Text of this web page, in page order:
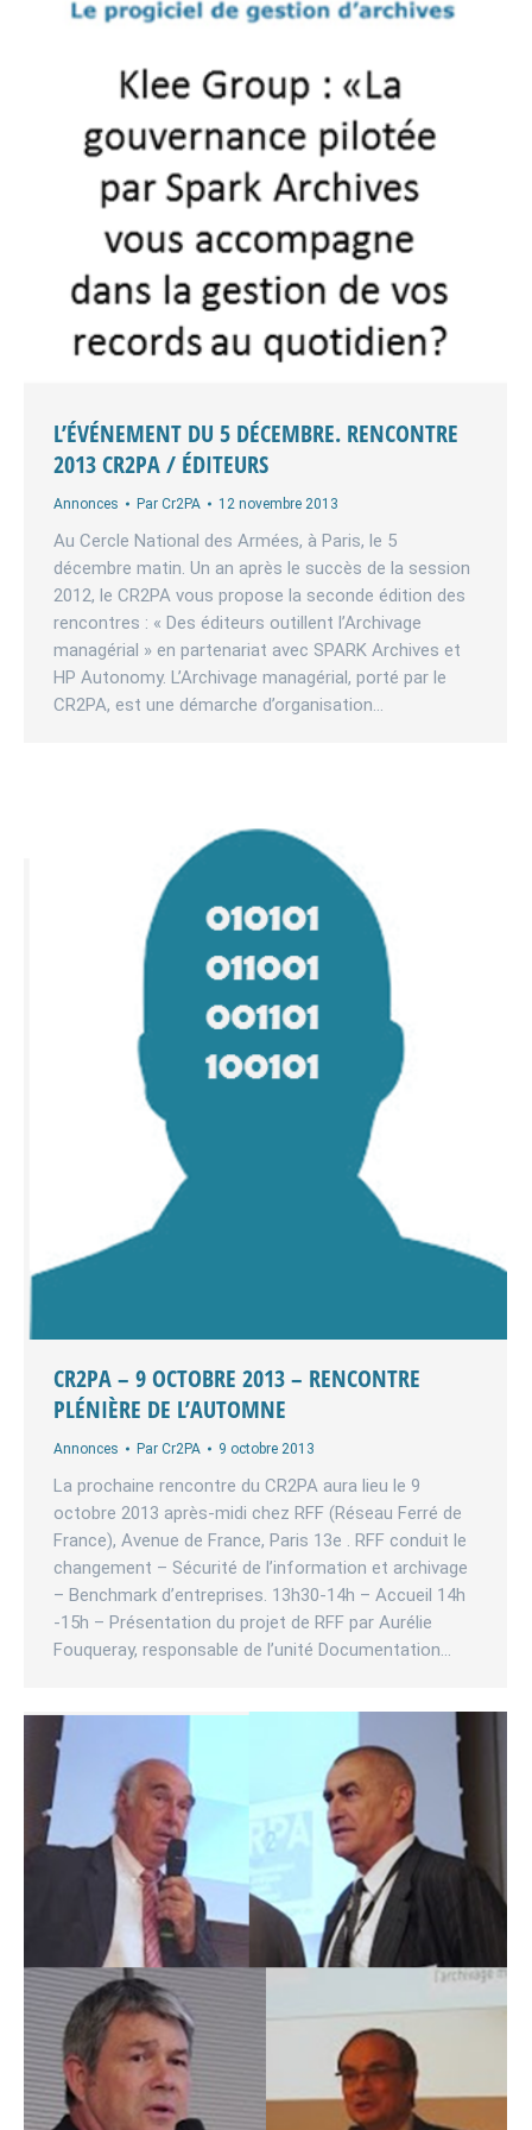
L’ÉVÉNEMENT DU 5 DÉCEMBRE. RENCONTRE
2013 CR2PA / ÉDITEURS
Annonces Par Cr2PA 12 novembre 2013
Au Cercle National des Armées, à Paris, le 5
décembre matin. Un an après le succès de la session
2012, le CR2PA vous propose la seconde édition des
rencontres : « Des éditeurs outillent l’Archivage
managérial » en partenariat avec SPARK Archives et
HP Autonomy. L’Archivage managérial, porté par le
CR2PA, est une démarche d’organisation…
CR2PA – 9 OCTOBRE 2013 – RENCONTRE
PLÉNIÈRE DE L’AUTOMNE
Annonces Par Cr2PA 9 octobre 2013
La prochaine rencontre du CR2PA aura lieu le 9
octobre 2013 après-midi chez RFF (Réseau Ferré de
France), Avenue de France, Paris 13e . RFF conduit le
changement – Sécurité de l’information et archivage
– Benchmark d’entreprises. 13h30-14h – Accueil 14h
-15h – Présentation du projet de RFF par Aurélie
Fouqueray, responsable de l’unité Documentation…